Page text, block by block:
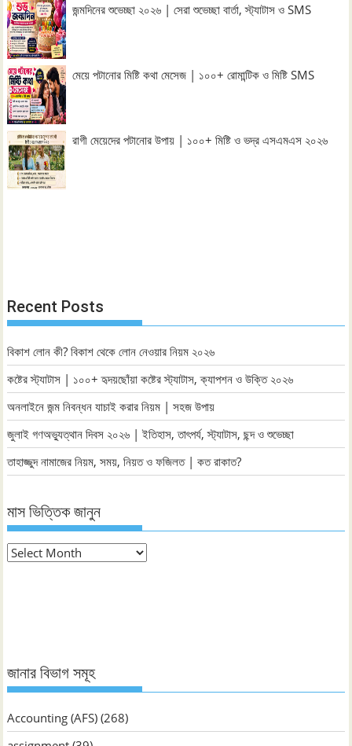
জন্মদিনের শুভেচ্ছা ২০২৬ | সেরা শুভেচ্ছা বার্তা, স্ট্যাটাস ও SMS
মেয়ে পটানোর মিষ্টি কথা মেসেজ | ১০০+ রোমান্টিক ও মিষ্টি SMS
রাগী মেয়েদের পটানোর উপায় | ১০০+ মিষ্টি ও ভদ্র এসএমএস ২০২৬
Recent Posts
বিকাশ লোন কী? বিকাশ থেকে লোন নেওয়ার নিয়ম ২০২৬
কষ্টের স্ট্যাটাস | ১০০+ হৃদয়ছোঁয়া কষ্টের স্ট্যাটাস, ক্যাপশন ও উক্তি ২০২৬
অনলাইনে জন্ম নিবন্ধন যাচাই করার নিয়ম | সহজ উপায়
জুলাই গণঅভ্যুত্থান দিবস ২০২৬ | ইতিহাস, তাৎপর্য, স্ট্যাটাস, ছন্দ ও শুভেচ্ছা
তাহাজ্জুদ নামাজের নিয়ম, সময়, নিয়ত ও ফজিলত | কত রাকাত?
মাস ভিত্তিক জানুন
মাস
জানার বিভাগ সমূহ
Accounting (AFS) (268)